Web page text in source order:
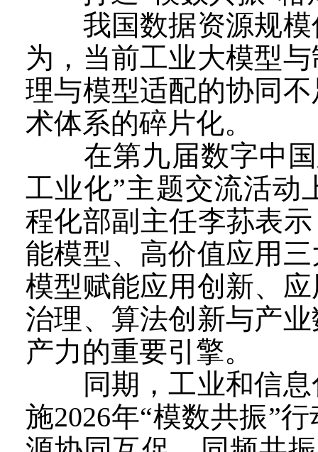
我国数据资源规模
为，当前工业大模型
理与模型适配的协同
术体系的碎片化。
在第九届数字中国
工业化”主题交流活动
程化部副主任李荪表
能模型、高价值应用
模型赋能应用创新、
治理、算法创新与产
产力的重要引擎。
同期，工业和信息
施2026年“模数共振”